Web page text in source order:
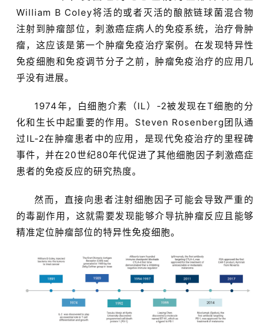
William B Coley将活的或者灭活的酿脓链球菌混合物
注射到肿瘤部位，刺激癌症病人的免疫系统，治疗骨肿
瘤，这应该是第一个肿瘤免疫治疗案例。在发现特异性
免疫细胞和免疫调节分子之前，肿瘤免疫治疗的应用几
乎没有进展。
1974年，白细胞介素（IL）-2被发现在T细胞的分
化和生长中起重要的作用。Steven Rosenberg团队通
过IL-2在肿瘤患者中的应用，是现代免疫治疗的里程碑
事件，并在20世纪80年代促进了其他细胞因子刺激癌症
患者的免疫反应的研究热度。
然而，直接向患者注射细胞因子可能会导致严重的
的毒副作用，这就需要发现能够介导抗肿瘤反应且能够
精准定位肿瘤部位的特异性免疫细胞。